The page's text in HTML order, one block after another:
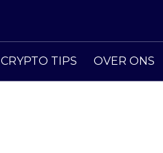
CRYPTO TIPS OVER ONS